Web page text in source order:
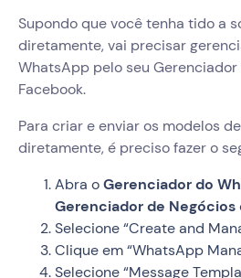
Supondo que você tenha tido a
diretamente, vai precisar
WhatsApp pelo seu
Facebook.
Para criar e enviar os modelos
diretamente, é preciso fazer o
Abra oGerenciador do
Gerenciador de Negócios
Selecione “Create and
Clique em “WhatsApp
Selecione “Message